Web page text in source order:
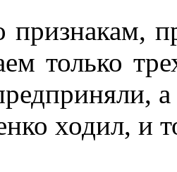
только
ходил, и